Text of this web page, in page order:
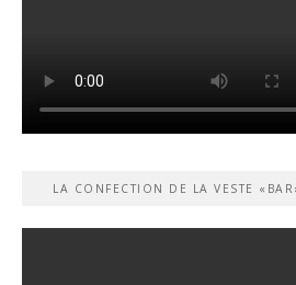
LA CONFECTION DE LA VESTE